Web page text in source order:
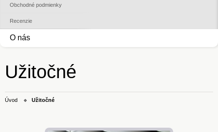
Obchodné podmienky
Recenzie
O nás
Užitočné
Úvod Užitočné